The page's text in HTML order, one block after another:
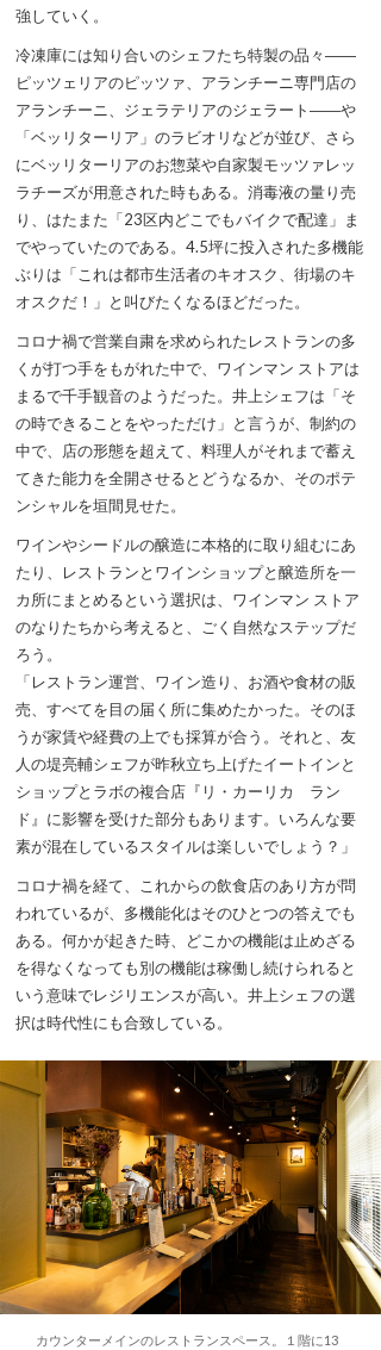
強していく。
冷凍庫には知り合いのシェフたち特製の品々――
ピッツェリアのピッツァ、アランチーニ専門店の
アランチーニ、ジェラテリアのジェラート――や
「ベッリターリア」のラビオリなどが並び、さら
にベッリターリアのお惣菜や自家製モッツァレッ
ラチーズが用意された時もある。消毒液の量り売
り、はたまた「23区内どこでもバイクで配達」ま
でやっていたのである。4.5坪に投入された多機能
ぶりは「これは都市生活者のキオスク、街場のキ
オスクだ！」と叫びたくなるほどだった。
コロナ禍で営業自粛を求められたレストランの多
くが打つ手をもがれた中で、ワインマン ストアは
まるで千手観音のようだった。井上シェフは「そ
の時できることをやっただけ」と言うが、制約の
中で、店の形態を超えて、料理人がそれまで蓄え
てきた能力を全開させるとどうなるか、そのポテ
ンシャルを垣間見せた。
ワインやシードルの醸造に本格的に取り組むにあ
たり、レストランとワインショップと醸造所を一
カ所にまとめるという選択は、ワインマン ストア
のなりたちから考えると、ごく自然なステップだ
ろう。
「レストラン運営、ワイン造り、お酒や食材の販
売、すべてを目の届く所に集めたかった。そのほ
うが家賃や経費の上でも採算が合う。それと、友
人の堤亮輔シェフが昨秋立ち上げたイートインと
ショップとラボの複合店『リ・カーリカ ラン
ド』に影響を受けた部分もあります。いろんな要
素が混在しているスタイルは楽しいでしょう？」
コロナ禍を経て、これからの飲食店のあり方が問
われているが、多機能化はそのひとつの答えでも
ある。何かが起きた時、どこかの機能は止めざる
を得なくなっても別の機能は稼働し続けられると
いう意味でレジリエンスが高い。井上シェフの選
択は時代性にも合致している。
カウンターメインのレストランスペース。１階に13